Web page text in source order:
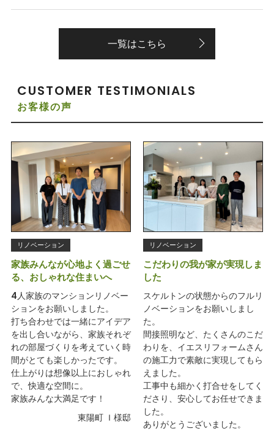
一覧はこちら
CUSTOMER TESTIMONIALS
お客様の声
リノベーション
家族みんなが心地よく過ごせ
る、おしゃれな住まいへ
4人家族のマンションリノベー
ションをお願いしました。
打ち合わせでは一緒にアイデア
を出し合いながら、家族それぞ
れの部屋づくりを考えていく時
間がとても楽しかったです。
仕上がりは想像以上におしゃれ
で、快適な空間に。
家族みんな大満足です！
東陽町 Ｉ様邸
リノベーション
こだわりの我が家が実現しま
した
スケルトンの状態からのフルリ
ノベーションをお願いしまし
た。
間接照明など、たくさんのこだ
わりを、イエスリフォームさん
の施工力で素敵に実現してもら
えました。
工事中も細かく打合せをしてく
ださり、安心してお任せできま
した。
ありがとうございました。